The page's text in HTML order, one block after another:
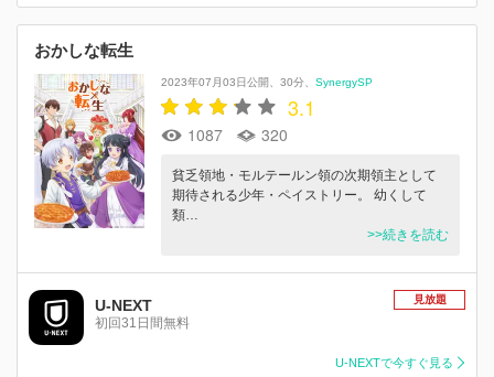
おかしな転生
2023年07月03日公開 30分 SynergySP
3.1
1087 320
貧乏領地・モルテールン領の次期領主として
期待される少年・ペイストリー。 幼くして
類…
>>続きを読む
U-NEXT
初回31日間無料
見放題
U-NEXTで今すぐ見る